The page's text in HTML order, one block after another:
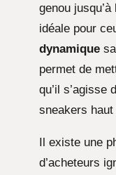
genou
idéale pour
dynamique
permet de
qu’il s’agisse
sneakers haut
Il existe une
d’acheteurs